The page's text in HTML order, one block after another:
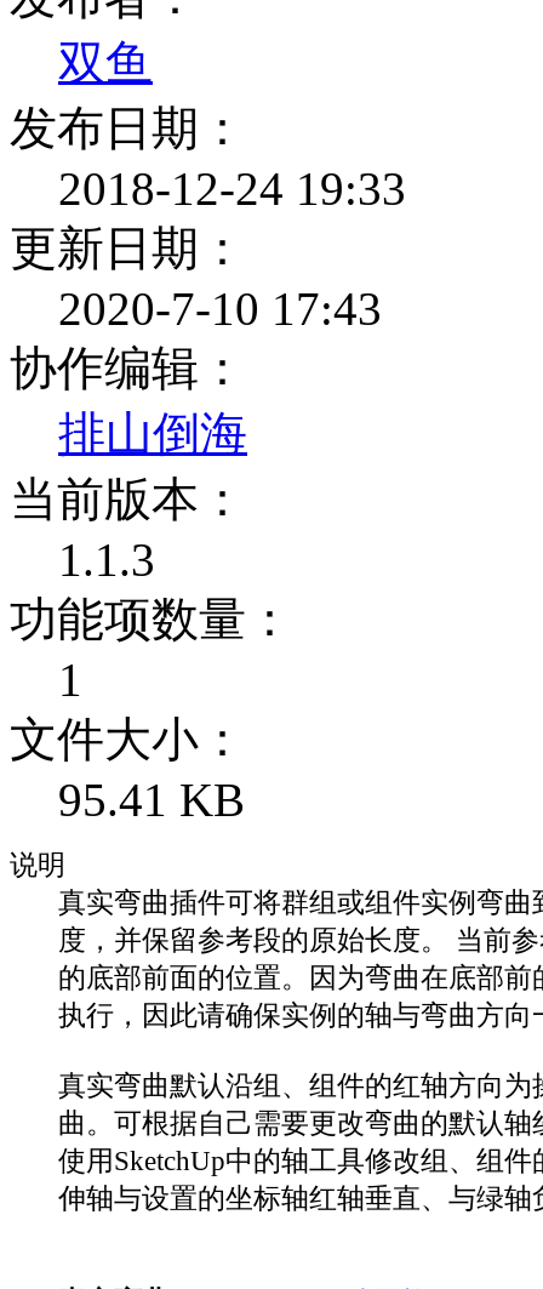
双鱼
发布日期：
2018-12-24 19:33
更新日期：
2020-7-10 17:43
协作编辑：
排山倒海
当前版本：
1.1.3
功能项数量：
1
文件大小：
95.41 KB
说明
真实弯曲插件可将群组或组件实例弯曲
度，并保留参考段的原始长度。 当前
的底部前面的位置。因为弯曲在底部前
执行，因此请确保实例的轴与弯曲方向
真实弯曲默认沿组、组件的红轴方向为
曲。可根据自己需要更改弯曲的默认轴
使用SketchUp中的轴工具修改组、组
伸轴与设置的坐标轴红轴垂直、与绿轴